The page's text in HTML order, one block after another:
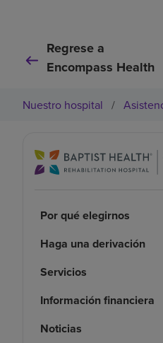
Regrese a
Encompass Health
Nuestro hospital /
Por qué elegirnos
Haga una derivación
Servicios
Información financiera
Noticias